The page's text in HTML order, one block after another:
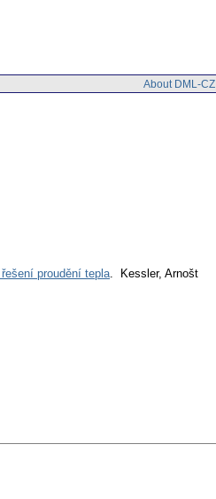
About DML-CZ
proudění tepla. Kessler, Arnošt